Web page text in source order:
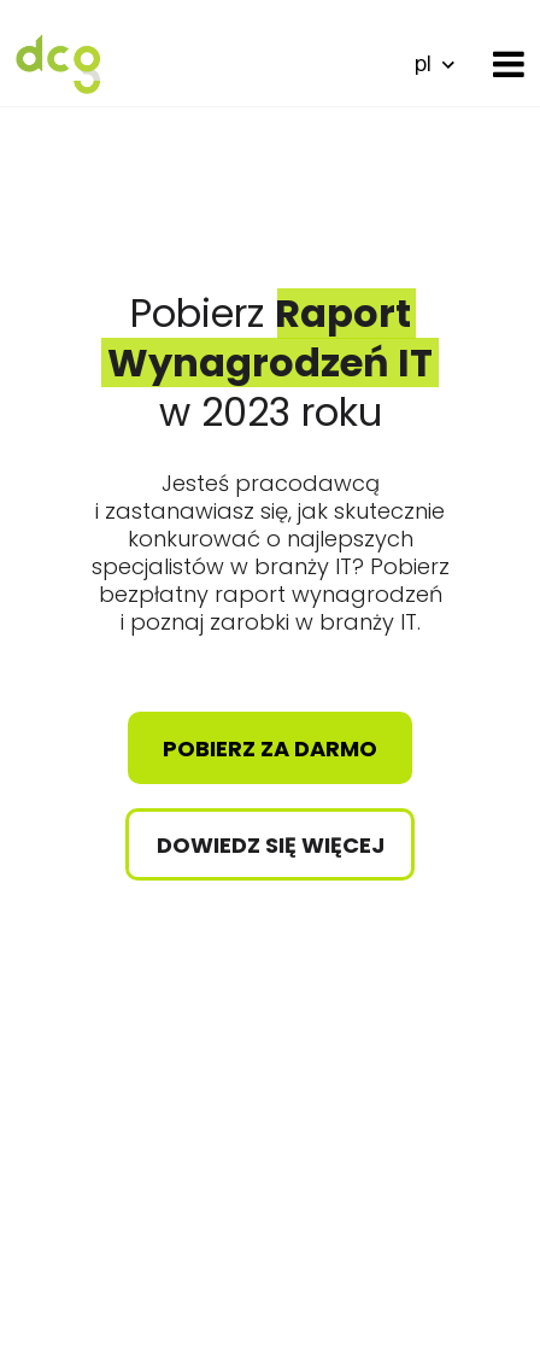
pl
Pobierz Raport
Wynagrodzeń IT
w 2023 roku
Jesteś pracodawcą
i zastanawiasz się, jak skutecznie
konkurować o najlepszych
specjalistów w branży IT? Pobierz
bezpłatny raport wynagrodzeń
i poznaj zarobki w branży IT.
POBIERZ ZA DARMO
DOWIEDZ SIĘ WIĘCEJ